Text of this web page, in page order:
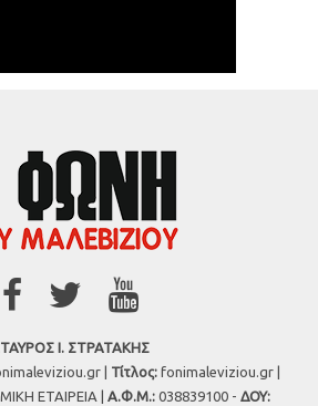
Ι. ΣΤΡΑΤΑΚΗΣ
| Τίτλος:fonimaleviziou.gr |
ΕΤΑΙΡΕΙΑ | Α.Φ.Μ.: 038839100 - ΔΟΥ: